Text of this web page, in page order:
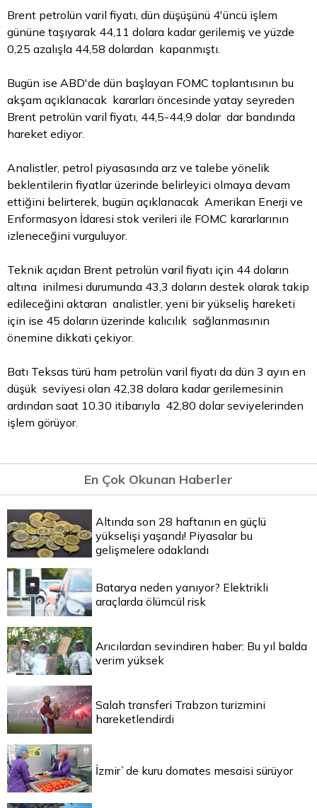
Brent petrolün varil fiyatı, dün düşüşünü 4'üncü işlem
gününe taşıyarak 44,11 dolara kadar gerilemiş ve yüzde
0,25 azalışla 44,58 dolardan kapanmıştı.
Bugün ise ABD'de dün başlayan FOMC toplantısının bu
akşam açıklanacak kararları öncesinde yatay seyreden
Brent petrolün varil fiyatı, 44,5-44,9 dolar dar bandında
hareket ediyor.
Analistler, petrol piyasasında arz ve talebe yönelik
beklentilerin fiyatlar üzerinde belirleyici olmaya devam
ettiğini belirterek, bugün açıklanacak Amerikan Enerji ve
Enformasyon İdaresi stok verileri ile FOMC kararlarının
izleneceğini vurguluyor.
Teknik açıdan Brent petrolün varil fiyatı için 44 doların
altına inilmesi durumunda 43,3 doların destek olarak takip
edileceğini aktaran analistler, yeni bir yükseliş hareketi
için ise 45 doların üzerinde kalıcılık sağlanmasının
önemine dikkati çekiyor.
Batı Teksas türü ham petrolün varil fiyatı da dün 3 ayın en
düşük seviyesi olan 42,38 dolara kadar gerilemesinin
ardından saat 10.30 itibarıyla 42,80 dolarseviyelerinden
işlem görüyor.
En Çok Okunan Haberler
Altında son 28 haftanın en güçlü
yükselişi yaşandı! Piyasalar bu
gelişmelere odaklandı
Batarya neden yanıyor? Elektrikli
araçlarda ölümcül risk
Arıcılardan sevindiren haber: Bu yıl balda
verim yüksek
Salah transferi Trabzon turizmini
hareketlendirdi
İzmir`de kuru domates mesaisi sürüyor